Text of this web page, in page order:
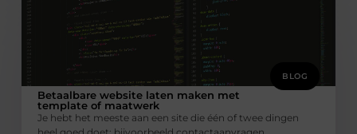
BLOG
Betaalbare website laten maken met
template of maatwerk
Je hebt het meeste aan een site die één of twee dingen